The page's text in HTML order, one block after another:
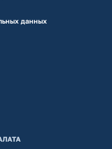
данных